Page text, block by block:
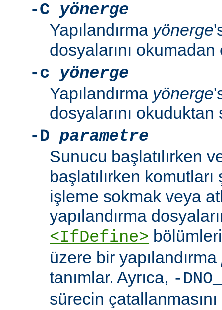
-C yönerge
Yapılandırma yönerge
dosyalarını
-c
yönerge
Yapılandırma yönerge
dosyalarını
-D parametre
Sunucu başlatılırken
başlatılırken
işleme sokmak veya
yapılandırma
<IfDefine>
üzere bir yapılandırma
tanımlar. Ayrıca, -
sürecin